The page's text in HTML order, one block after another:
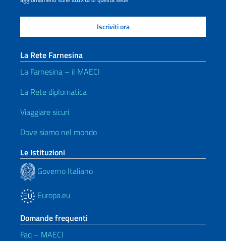
La Rete Farnesina
La Farnesina – il MAECI
La Rete diplomatica
Viaggiare sicuri
Dove siamo nel mondo
Le Istituzioni
Governo Italiano
Europa.eu
Domande frequenti
Faq – MAECI